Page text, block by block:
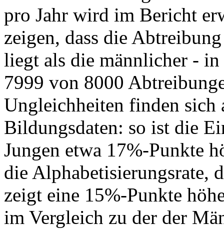
pro Jahr wird im Bericht
zeigen, dass die
liegt als die männlicher -
7999 von 8000
Ungleichheiten finden sich
Bildungsdaten: so ist die
Jungen etwa 17%-Punkte
die Alphabetisierungsrate,
zeigt eine 15%-Punkte
im Vergleich zu der der